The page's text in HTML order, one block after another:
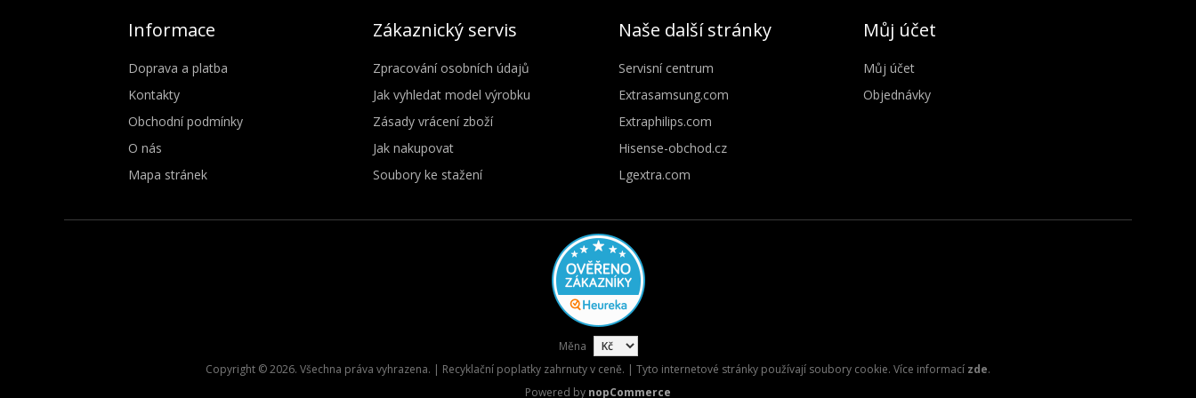
Informace
Doprava a platba
Kontakty
Obchodní podmínky
O nás
Mapa stránek
Zákaznický servis
Zpracování osobních údajů
Jak vyhledat model výrobku
Zásady vrácení zboží
Jak nakupovat
Soubory ke stažení
Naše další stránky
Servisní centrum
Extrasamsung.com
Extraphilips.com
Hisense-obchod.cz
Lgextra.com
Můj účet
Můj účet
Objednávky
Měna
Copyright © 2026. Všechna práva vyhrazena. | Recyklační poplatky zahrnuty v ceně. | Tyto internetové stránky používají soubory cookie. Více informací zde.
Powered by nopCommerce